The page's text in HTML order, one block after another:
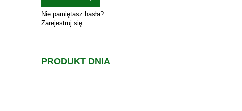
Nie pamiętasz hasła?
Zarejestruj się
PRODUKT DNIA